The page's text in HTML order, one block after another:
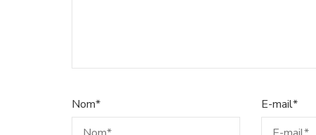
Nom* E-mail*